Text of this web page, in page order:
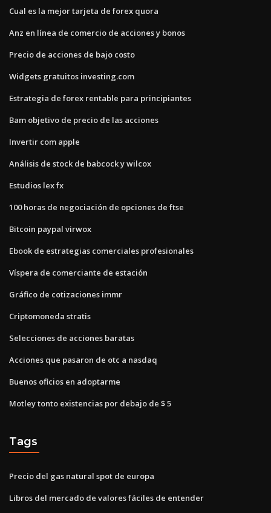
Cual es la mejor tarjeta de forex quora
Anz en línea de comercio de acciones y bonos
Precio de acciones de bajo costo
Widgets gratuitos investing.com
Estrategia de forex rentable para principiantes
Bam objetivo de precio de las acciones
Invertir com apple
Análisis de stock de babcock y wilcox
Estudios lex fx
100 horas de negociación de opciones de ftse
Bitcoin paypal virwox
Ebook de estrategias comerciales profesionales
Víspera de comerciante de estación
Gráfico de cotizaciones immr
Criptomoneda stratis
Selecciones de acciones baratas
Acciones que pasaron de otc a nasdaq
Buenos oficios en adoptarme
Motley tonto existencias por debajo de $ 5
Tags
Precio del gas natural spot de europa
Libros del mercado de valores fáciles de entender